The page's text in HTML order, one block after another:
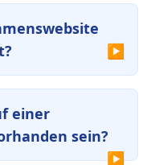
einer
sein?